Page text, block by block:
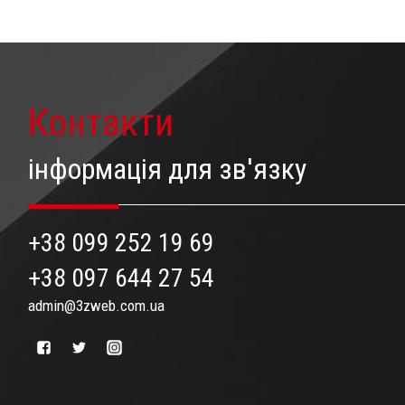
Контакти
інформація для зв'язку
+38 099 252 19 69
+38 097 644 27 54
admin@3zweb.com.ua